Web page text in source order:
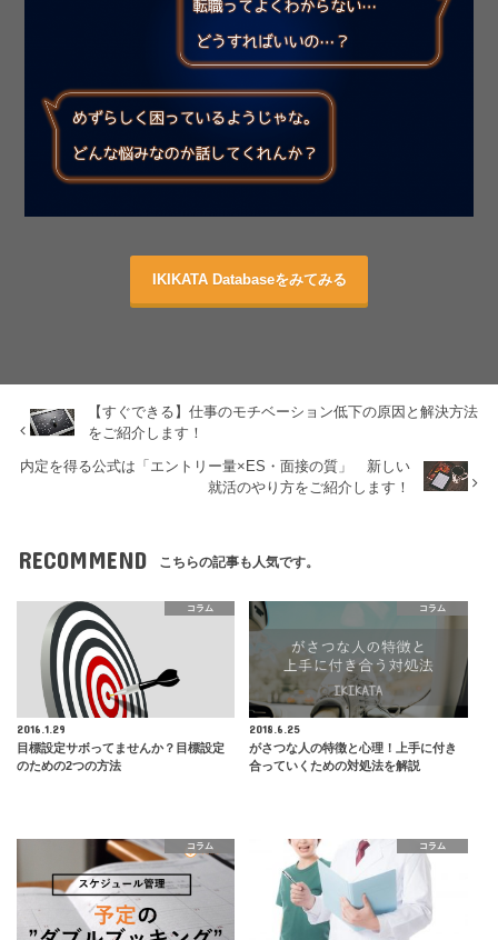
IKIKATA Databaseをみてみる
【すぐできる】仕事のモチベーション低下の原因と解決方法
をご紹介します！
内定を得る公式は「エントリー量×ES・面接の質」 新しい
就活のやり方をご紹介します！
RECOMMEND こちらの記事も人気です。
コラム
2016.1.29
目標設定サボってませんか？目標設定
のための2つの方法
コラム
2018.6.25
がさつな人の特徴と心理！上手に付き
合っていくための対処法を解説
コラム コラム